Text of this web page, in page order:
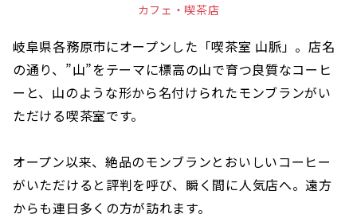
カフェ・喫茶店
岐阜県各務原市にオープンした「喫茶室 山脈」。店名
の通り、”山”をテーマに標高の山で育つ良質なコーヒ
ーと、山のような形から名付けられたモンブランがい
ただける喫茶室です。
オープン以来、絶品のモンブランとおいしいコーヒー
がいただけると評判を呼び、瞬く間に人気店へ。遠方
からも連日多くの方が訪れます。